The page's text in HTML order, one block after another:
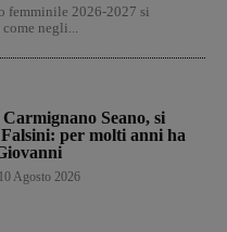
femminile 2026-2027 si
negli...
Seano, si
per molti anni ha
10 Agosto 2026